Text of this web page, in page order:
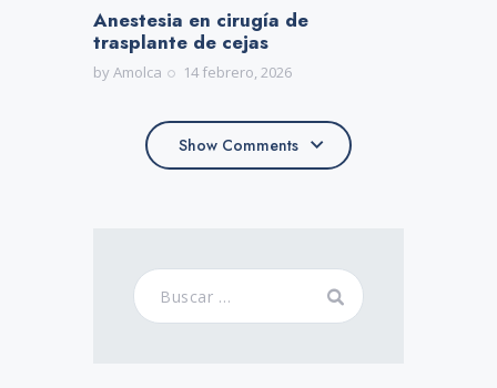
Anestesia en cirugía de
trasplante de cejas
byAmolca 14 febrero, 2026
Show Comments